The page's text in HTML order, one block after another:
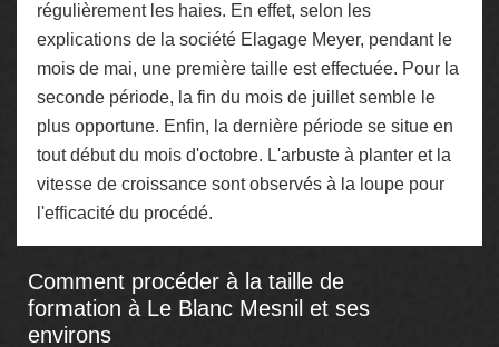
régulièrement les haies. En effet, selon les
explications de la société Elagage Meyer, pendant le
mois de mai, une première taille est effectuée. Pour la
seconde période, la fin du mois de juillet semble le
plus opportune. Enfin, la dernière période se situe en
tout début du mois d'octobre. L'arbuste à planter et la
vitesse de croissance sont observés à la loupe pour
l'efficacité du procédé.
Comment procéder à la taille de
formation à Le Blanc Mesnil et ses
environs